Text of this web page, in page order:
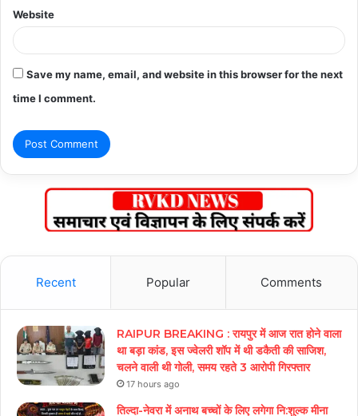
Website
Save my name, email, and website in this browser for the next
time I comment.
Recent Popular Comments
RAIPUR BREAKING : रायपुर में आज रात होने वाला
था बड़ा कांड, इस ज्वेलरी शॉप में थी डकैती की साजिश,
चलने वाली थी गोली, समय रहते 3 आरोपी गिरफ्तार
17 hours ago
तिल्दा-नेवरा में अनाथ बच्चों के लिए लगेगा नि:शुल्क मीना